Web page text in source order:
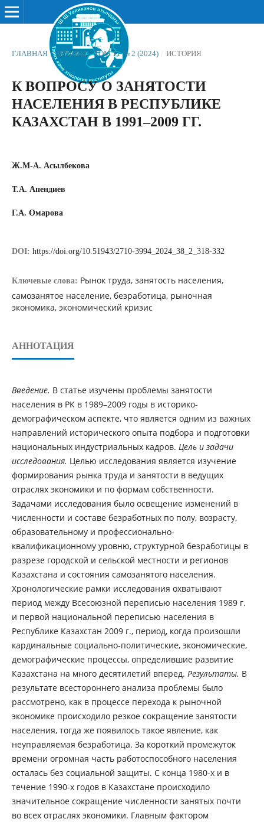
ГЛАВНАЯ / АРХИВЫ / ТОМ 11 № 2 (2024) / ИСТОРИЯ
К ВОПРОСУ О ЗАНЯТОСТИ
НАСЕЛЕНИЯ В РЕСПУБЛИКЕ
КАЗАХСТАН В 1991–2009 ГГ.
Ж.М-А. Асылбекова
Т.А. Апендиев
Г.А. Омарова
DOI: https://doi.org/10.51943/2710-3994_2024_38_2_318-332
Ключевые слова: Рынок труда, занятость населения,
самозанятое население, безработица, рыночная
экономика, экономический кризис
АННОТАЦИЯ
Введение. В статье изучены проблемы занятости
населения в РК в 1989–2009 годы в историко-
демографическом аспекте, что является одним из важных
направлений исторического опыта подбора и подготовки
национальных индустриальных кадров. Цель и задачи
исследования. Целью исследования является изучение
формирования рынка труда и занятости в ведущих
отраслях экономики и по формам собственности.
Задачами исследования было освещение изменений в
численности и составе безработных по полу, возрасту,
образовательному и профессионально-
квалификационному уровню, структурной безработицы в
разрезе городской и сельской местности и регионов
Казахстана и состояния самозанятого населения.
Хронологические рамки исследования охватывают
период между Всесоюзной переписью населения 1989 г.
и первой национальной переписью населения в
Республике Казахстан 2009 г., период, когда произошли
кардинальные социально-политические, экономические,
демографические процессы, определившие развитие
Казахстана на много десятилетий вперед. Результаты. В
результате всестороннего анализа проблемы было
рассмотрено, как в процессе перехода к рыночной
экономике происходило резкое сокращение занятости
населения, тогда же появилось такое явление, как
неуправляемая безработица. За короткий промежуток
времени огромная часть работоспособного населения
осталась без социальной защиты. С конца 1980-х и в
течение 1990-х годов в Казахстане происходило
значительное сокращение численности занятых почти
во всех отраслях экономики. Главным фактором